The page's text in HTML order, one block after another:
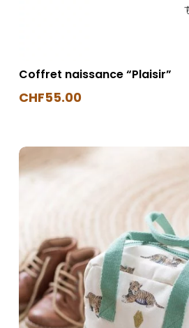
Coffret naissance “Plaisir”
CHF55.00